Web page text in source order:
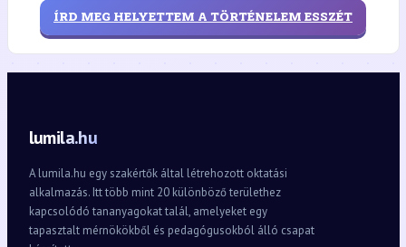
ÍRD MEG HELYETTEM A TÖRTÉNELEM ESSZÉT
lumila.hu
A lumila.hu egy szakértők által létrehozott oktatási
alkalmazás. Itt több mint 20 különböző területhez
kapcsolódó tananyagokat talál, amelyeket egy
tapasztalt mérnökökből és pedagógusokból álló csapat